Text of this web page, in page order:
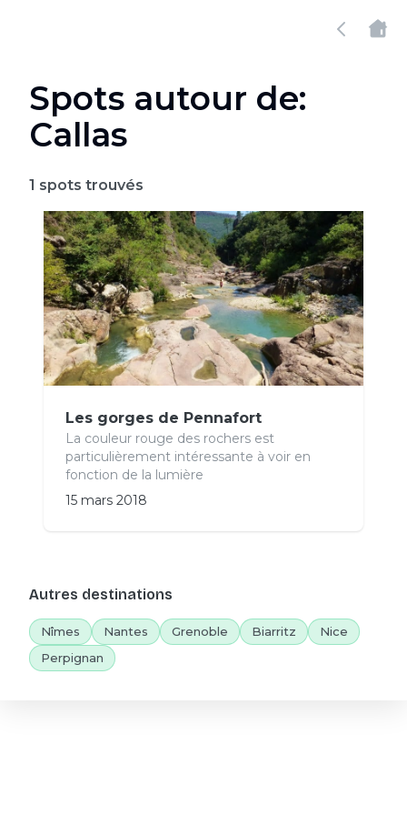
Spots autour de:
Callas
1 spots trouvés
Les gorges de Pennafort
La couleur rouge des rochers est
particulièrement intéressante à voir en
fonction de la lumière
15 mars 2018
Autres destinations
Nîmes Nantes Grenoble Biarritz
Nice
Perpignan